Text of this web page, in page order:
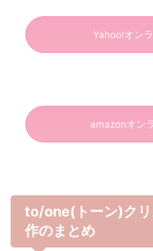
Yahoo!オン
amazonオン
to/one(トーン)ク
作のまとめ